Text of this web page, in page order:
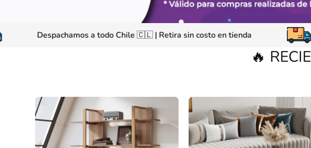
Despachamos a todo Chile🇨🇱| Retira sin costo en
🔥